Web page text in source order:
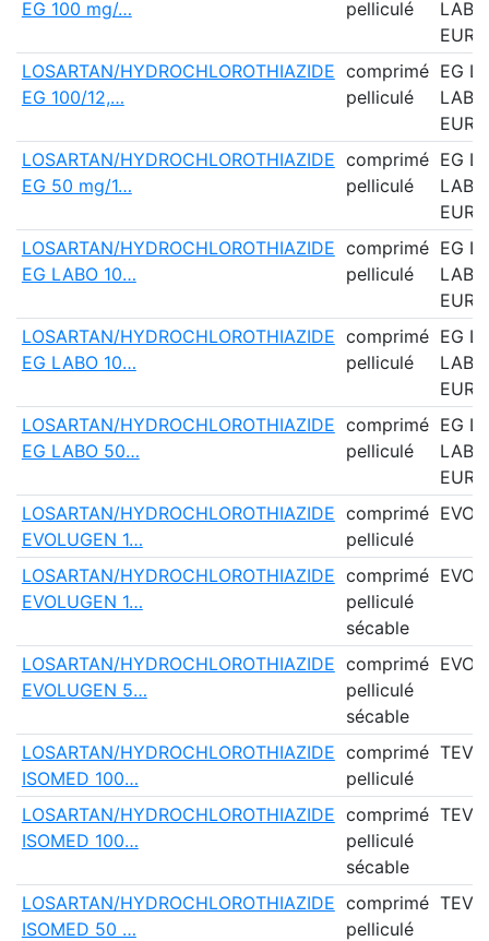
EG 100 mg/… pelliculé
LOSARTAN/HYDROCHLOROTHIAZIDE
EG 100/12,…
comprimé
pelliculé
EG
LOSARTAN/HYDROCHLOROTHIAZIDE
EG 50 mg/1…
comprimé
pelliculé
EG
LOSARTAN/HYDROCHLOROTHIAZIDE
EG LABO 10…
comprimé
pelliculé
EG
LOSARTAN/HYDROCHLOROTHIAZIDE
EG LABO 10…
comprimé
pelliculé
EG
LOSARTAN/HYDROCHLOROTHIAZIDE
EG LABO 50…
comprimé
pelliculé
EG
LOSARTAN/HYDROCHLOROTHIAZIDE
EVOLUGEN 1…
comprimé
pelliculé
LOSARTAN/HYDROCHLOROTHIAZIDE
EVOLUGEN 1…
comprimé
pelliculé
sécable
LOSARTAN/HYDROCHLOROTHIAZIDE
EVOLUGEN 5…
comprimé
pelliculé
sécable
LOSARTAN/HYDROCHLOROTHIAZIDE
ISOMED 100…
comprimé
pelliculé
LOSARTAN/HYDROCHLOROTHIAZIDE
ISOMED 100…
comprimé
pelliculé
sécable
LOSARTAN/HYDROCHLOROTHIAZIDE
ISOMED 50 …
comprimé
pelliculé